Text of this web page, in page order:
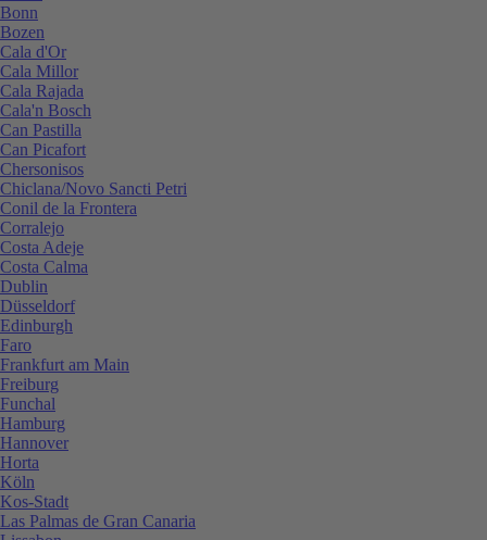
Bonn
Bozen
Cala d'Or
Cala Millor
Cala Rajada
Cala'n Bosch
Can Pastilla
Can Picafort
Chersonisos
Chiclana/Novo Sancti Petri
Conil de la Frontera
Corralejo
Costa Adeje
Costa Calma
Dublin
Düsseldorf
Edinburgh
Faro
Frankfurt am Main
Freiburg
Funchal
Hamburg
Hannover
Horta
Köln
Kos-Stadt
Las Palmas de Gran Canaria